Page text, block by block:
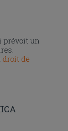
prévoit un
droit de